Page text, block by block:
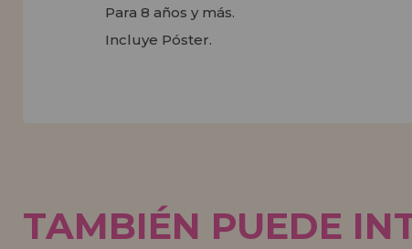
Para 8 años y más.
Incluye Póster.
TAMBIÉN PUEDE